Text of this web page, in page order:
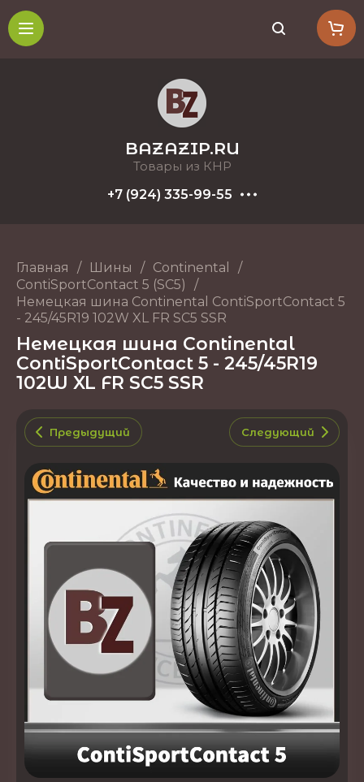
BAZAZIP.RU
Товары из КНР
+7 (924) 335-99-55
Главная / Шины / Continental
/
ContiSportContact 5 (SC5)
/
Немецкая шина Continental ContiSportContact 5
- 245/45R19 102W XL FR SC5 SSR
Немецкая шина Continental
ContiSportContact 5 - 245/45R19
102W XL FR SC5 SSR
Предыдущий Следующий